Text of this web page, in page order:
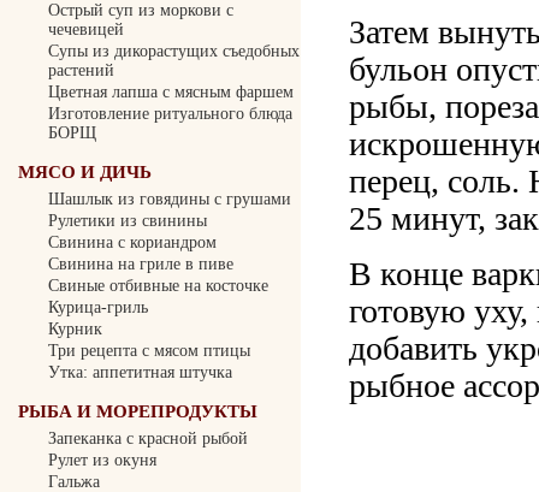
Острый суп из моркови с
чечевицей
Cупы из дикорастущих съедобных
растений
Цветная лапша с мясным фаршем
Изготовление ритуального блюда
БОРЩ
МЯСО И ДИЧЬ
Шашлык из говядины с грушами
Рулетики из свинины
Свинина с кориандром
Свинина на гриле в пиве
Свиные отбивные на косточке
Курица-гриль
Курник
Три рецепта с мясом птицы
Утка: аппетитная штучка
РЫБА И МОРЕПРОДУКТЫ
Запеканка с красной рыбой
Рулет из окуня
Гальжа
Затем
бульон
рыбы,
перец, соль.
25 минут,
В конце
готовую
добавить
рыбное